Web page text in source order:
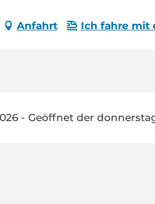
Anfahrt Ich fahre mit
- Geöffnet der